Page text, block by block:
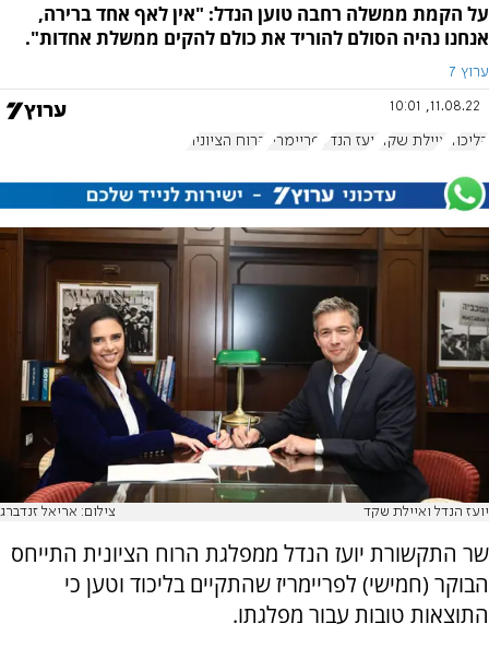
על הקמת ממשלה רחבה טוען הנדל: "אין לאף אחד ברירה,
אנחנו נהיה הסולם להוריד את כולם להקים ממשלת אחדות".
ערוץ 7
11.08.22, 10:01
הליכוד איילת שקד יועז הנדל פריימריז הרוח הציונית
יועז הנדל ואיילת שקד צילום: אריאל זנדברג
שר התקשורת יועז הנדל ממפלגת הרוח הציונית התייחס
הבוקר (חמישי) לפריימריז שהתקיים בליכוד וטען כי
התוצאות טובות עבור מפלגתו.